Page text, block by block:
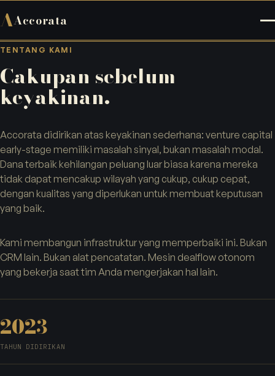
AAccorata
TENTANG KAMI
Cakupan sebelum
keyakinan.
Accorata didirikan atas keyakinan sederhana: venture capital
early-stage memiliki masalah sinyal, bukan masalah modal.
Dana terbaik kehilangan peluang luar biasa karena mereka
tidak dapat mencakup wilayah yang cukup, cukup cepat,
dengan kualitas yang diperlukan untuk membuat keputusan
yang baik.
Kami membangun infrastruktur yang memperbaiki ini. Bukan
CRM lain. Bukan alat pencatatan. Mesin dealflow otonom
yang bekerja saat tim Anda mengerjakan hal lain.
2023
TAHUN DIDIRIKAN